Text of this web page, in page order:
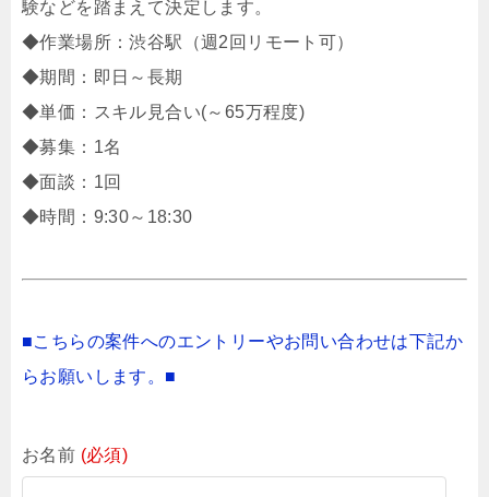
験などを踏まえて決定します。
◆作業場所：渋谷駅（週2回リモート可）
◆期間：即日～長期
◆単価：スキル見合い(～65万程度)
◆募集：1名
◆面談：1回
◆時間：9:30～18:30
■こちらの案件へのエントリーやお問い合わせは下記か
らお願いします。■
お名前 (必須)